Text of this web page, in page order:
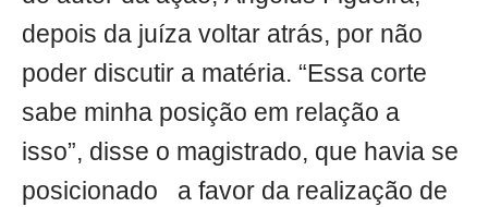
depois da juíza voltar atrás, por não
poder discutir a matéria. “Essa corte
sabe minha posição em relação a
isso”, disse o magistrado, que havia se
posicionado a favor da realização de